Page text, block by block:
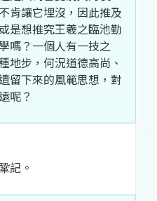
不肯讓它埋沒 ， 因此推及
或是想推究王羲之臨池勤
嗎？ 一個人有一技之
地步 ， 何況道德高尚 、
遺留下來的風範思想 ， 對
呢？
記 。